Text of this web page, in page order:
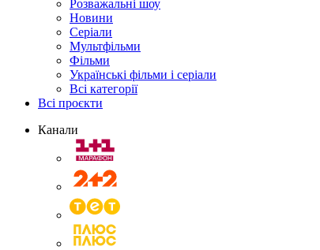
Розважальні шоу
Новини
Серіали
Мультфільми
Фільми
Українські фільми і серіали
Всі категорії
Всі проєкти
Канали